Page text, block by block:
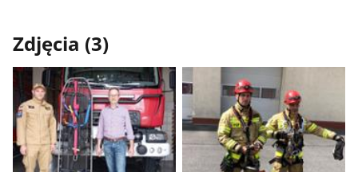
Zdjęcia (3)